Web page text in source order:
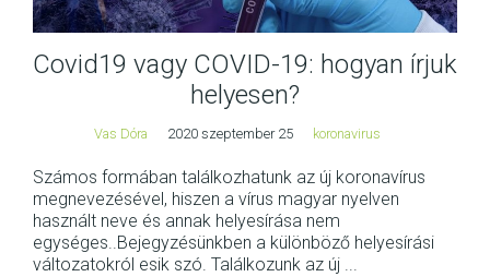
Covid19 vagy COVID-19: hogyan írjuk
helyesen?
Vas Dóra 2020 szeptember 25 koronavirus
Számos formában találkozhatunk az új koronavírus
megnevezésével, hiszen a vírus magyar nyelven
használt neve és annak helyesírása nem
egységes..Bejegyzésünkben a különböző helyesírási
változatokról esik szó. Találkozunk az új ...